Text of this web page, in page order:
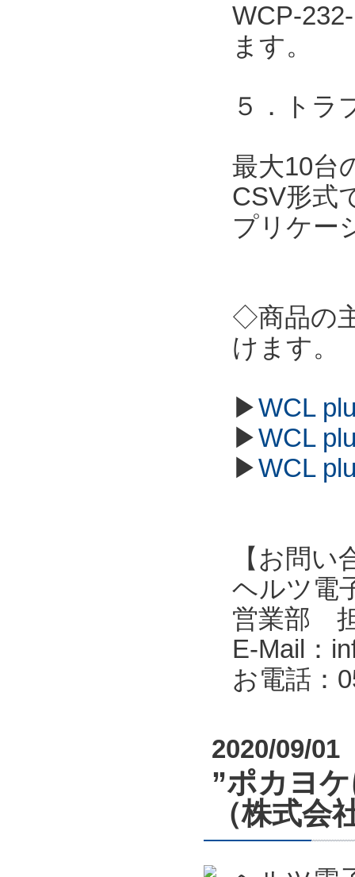
WCP-
ます。
５．トラ
最大10台
CSV形式
プリケー
◇商品の
けます。
▶WCL
▶WCL
▶WCL
【お問い
ヘルツ電
営業部
E-Mail：
お電話：
2020/09/01
”ポカヨ
（株式会